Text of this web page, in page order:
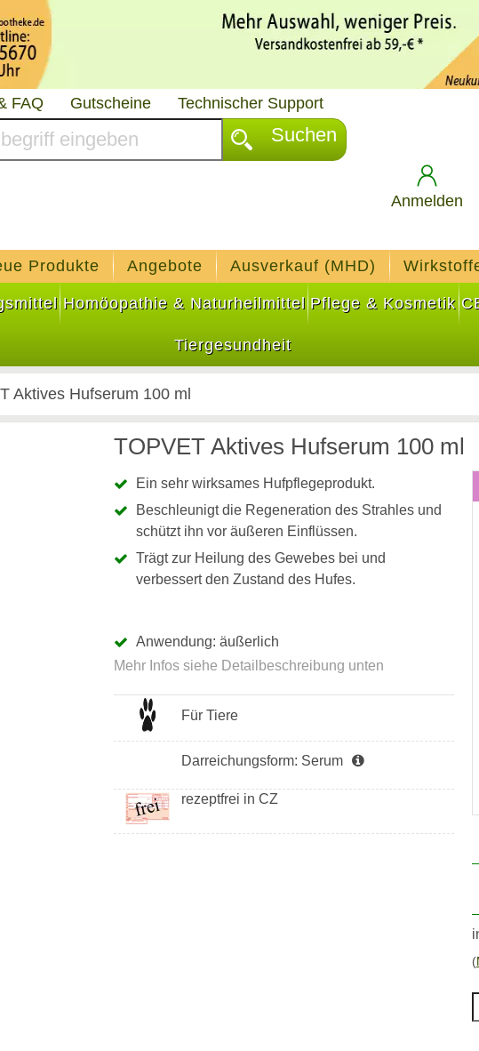
FAQ Gutscheine Technischer Support
Suchen
Anmelden
Produkte Angebote Ausverkauf (MHD)
Homöopathie & Naturheilmittel Pflege & Kosmetik
Tiergesundheit
Aktives Hufserum 100 ml
TOPVET Aktives Hufserum 100 ml
Ein sehr wirksames Hufpflegeprodukt.
Beschleunigt die Regeneration des Strahles und
schützt ihn vor äußeren Einflüssen.
Trägt zur Heilung des Gewebes bei und
verbessert den Zustand des Hufes.
Anwendung: äußerlich
Für Tiere
Darreichungsform: Serum
rezeptfrei in CZ
(